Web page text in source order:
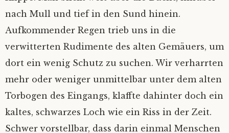
nach Mull und tief in den Sund hinein.
Aufkommender Regen trieb uns in die
verwitterten Rudimente des alten Gemäuers, um
dort ein wenig Schutz zu suchen. Wir verharrten
mehr oder weniger unmittelbar unter dem alten
Torbogen des Eingangs, klaffte dahinter doch ein
kaltes, schwarzes Loch wie ein Riss in der Zeit.
Schwer vorstellbar, dass darin einmal Menschen